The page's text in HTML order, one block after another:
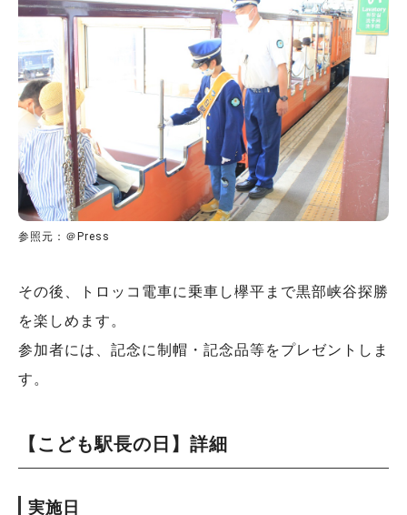
参照元：＠Press
その後、トロッコ電車に乗車し欅平まで黒部峡谷探勝
を楽しめます。
参加者には、記念に制帽・記念品等をプレゼントしま
す。
【こども駅長の日】詳細
実施日